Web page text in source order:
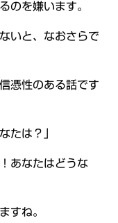
のを嫌います。
いと、なおさらで
憑性のある話です
たは？」
あなたはどうな
すね。